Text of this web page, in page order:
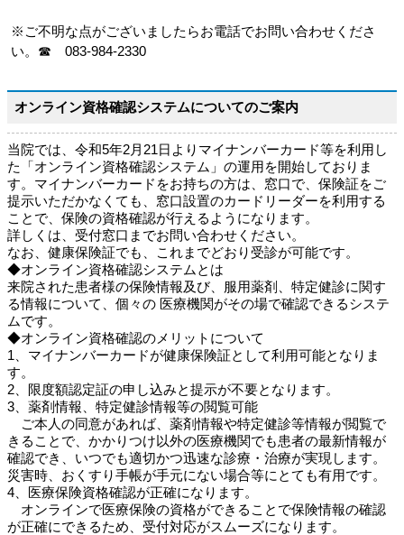
※ご不明な点がございましたらお電話でお問い合わせくださ
い。☎ 083-984-2330
オンライン資格確認システムについてのご案内
当院では、令和5年2月21日よりマイナンバーカード等を利用し
た「オンライン資格確認システム」の運用を開始しておりま
す。マイナンバーカードをお持ちの方は、窓口で、保険証をご
提示いただかなくても、窓口設置のカードリーダーを利用する
ことで、保険の資格確認が行えるようになります。
詳しくは、受付窓口までお問い合わせください。
なお、健康保険証でも、これまでどおり受診が可能です。
◆オンライン資格確認システムとは
来院された患者様の保険情報及び、服用薬剤、特定健診に関す
る情報について、個々の 医療機関がその場で確認できるシステ
ムです。
◆オンライン資格確認のメリットについて
1、マイナンバーカードが健康保険証として利用可能となりま
す。
2、限度額認定証の申し込みと提示が不要となります。
3、薬剤情報、特定健診情報等の閲覧可能
ご本人の同意があれば、薬剤情報や特定健診等情報が閲覧で
きることで、かかりつけ以外の医療機関でも患者の最新情報が
確認でき、いつでも適切かつ迅速な診療・治療が実現します。
災害時、おくすり手帳が手元にない場合等にとても有用です。
4、医療保険資格確認が正確になります。
オンラインで医療保険の資格ができることで保険情報の確認
が正確にできるため、受付対応がスムーズになります。